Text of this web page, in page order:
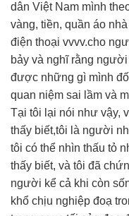
dân Việt Nam mình
vàng, tiền, quần áo
điện thoại vvvv.cho
bảy và nghĩ rằng
được những gì mình
quan niệm sai lầm và
Tại tôi lại nói như vậy,
thấy biết,tôi là người
tôi có thể nhìn thấu tỏ
thấy biết, và tôi đã
người kể cả khi còn
khổ chịu nghiệp đoạ